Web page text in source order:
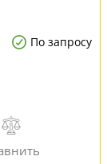
По запросу